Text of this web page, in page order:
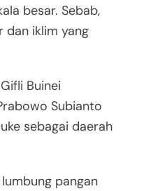
besar. Sebab,
dan iklim yang
Buinei
Subianto
sebagai daerah
pangan